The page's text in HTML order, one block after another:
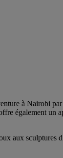
à Nairobi
également un
aux sculptures